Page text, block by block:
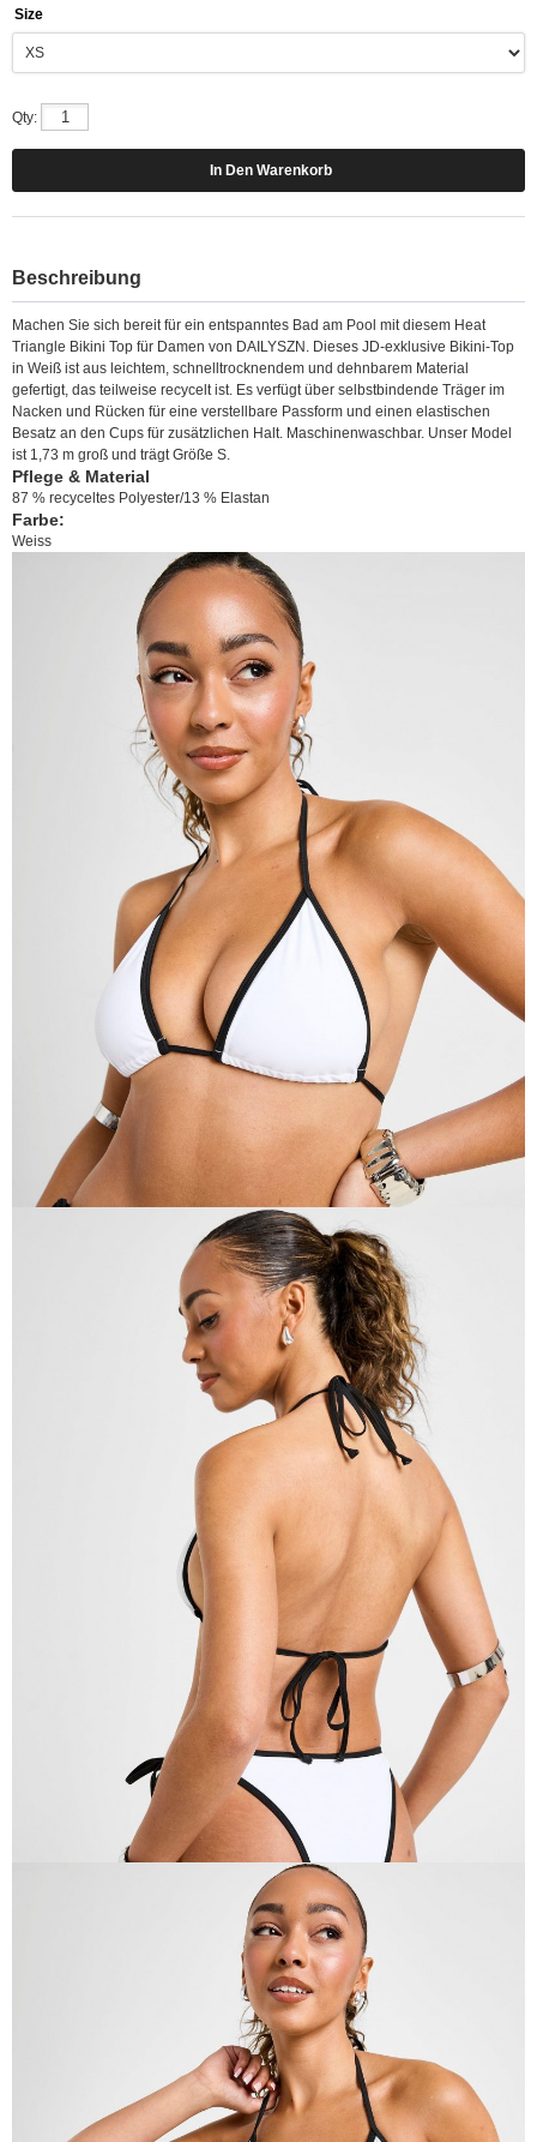
Size
Qty:
Beschreibung
Machen Sie sich bereit für ein entspanntes Bad am Pool mit diesem Heat
Triangle Bikini Top für Damen von DAILYSZN. Dieses JD-exklusive Bikini-Top
in Weiß ist aus leichtem, schnelltrocknendem und dehnbarem Material
gefertigt, das teilweise recycelt ist. Es verfügt über selbstbindende Träger im
Nacken und Rücken für eine verstellbare Passform und einen elastischen
Besatz an den Cups für zusätzlichen Halt. Maschinenwaschbar. Unser Model
ist 1,73 m groß und trägt Größe S.
Pflege & Material
87 % recyceltes Polyester/13 % Elastan
Farbe:
Weiss